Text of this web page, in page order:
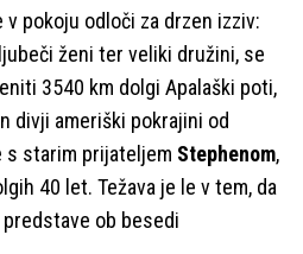
v pokoju odloči za drzen izziv:
ženi ter veliki družini, se
3540 km dolgi Apalaški poti,
divji ameriški pokrajini od
s starim prijateljem Stephenom,
40 let. Težava je le v tem, da
ob besedi